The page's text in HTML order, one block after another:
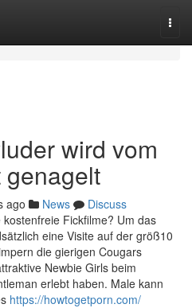
wird vom
ago News
Discuss
Fickfilme? Um das
eine Visite auf der größ10
die gierigen Cougars
Newbie Girls beim
erlebt haben. Male kann
https://howtogetporn.com/